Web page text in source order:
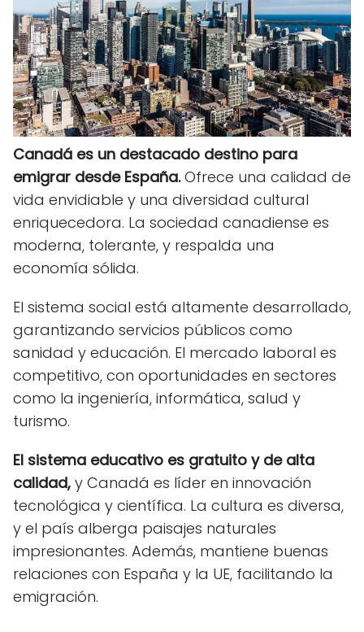
Canadá es un destacado destino para
emigrar desde España.Ofrece una calidad de
vida envidiable y una diversidad cultural
enriquecedora. La sociedad canadiense es
moderna, tolerante, y respalda una
economía sólida.
El sistema social está altamente desarrollado,
garantizando servicios públicos como
sanidad y educación. El mercado laboral es
competitivo, con oportunidades en sectores
como la ingeniería, informática, salud y
turismo.
El sistema educativo es gratuito y de alta
calidad, y Canadá es líder en innovación
tecnológica y científica. La cultura es diversa,
y el país alberga paisajes naturales
impresionantes. Además, mantiene buenas
relaciones con España y la UE, facilitando la
emigración.